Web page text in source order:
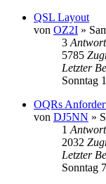
QSL Layout
von OZ2I »
3
5785
Letzter
Sonntag
OQRs
von DJ5NN »
1
2032
Letzter
Sonntag